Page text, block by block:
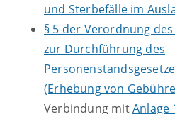
und Sterbefälle im
§ 5 der Verordnung
zur Durchführung des
(Erhebung von
Verbindung mitAnlage